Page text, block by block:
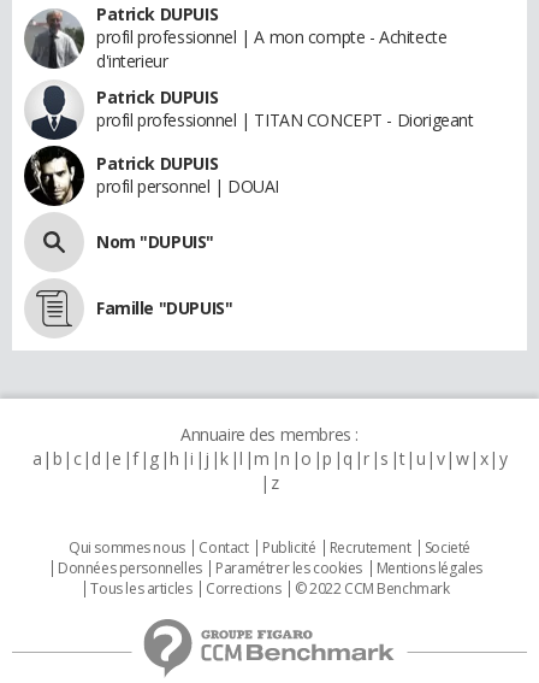
Patrick DUPUIS
profil professionnel | A mon compte - Achitecte
d'interieur
Patrick DUPUIS
profil professionnel | TITAN CONCEPT - Diorigeant
Patrick DUPUIS
profil personnel | DOUAI
Nom "DUPUIS"
Famille "DUPUIS"
Annuaire des membres :
a b c d e f g h i j k l m n o p q r s t u v w x y
z
Qui sommes nous Contact Publicité Recrutement
Societé
Données personnelles
Paramétrer les cookies
Mentions légales
Tous les articles
Corrections © 2022 CCM Benchmark